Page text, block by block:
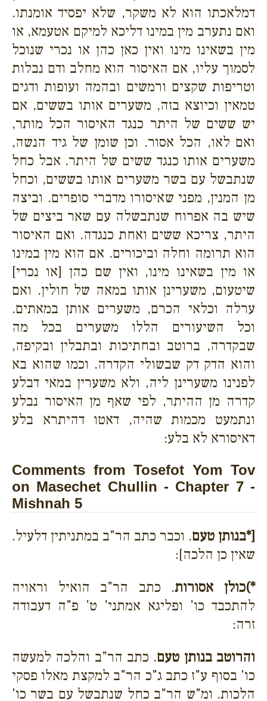
דמלאכתו הוא לא משקר, שלא יפסיד אומנתו.
ואם נתערב מין במינו דליכא למיקם אטעמא, או
מין בשאינו מינו ואין כאן כהן או נכרי שנוכל
לסמוך עליו, אם האיסור הוא מחלב ודם נבלות
וטריפות שקצים ורמשים ובהמה ועופות ודגים
טמאין וכיוצא בזה, משערים אותו בששים, אם
יש ששים של היתר כנגד האיסור הכל מותר,
ואם לאו, הכל אסור. וכן שומן של גיד הנשה,
משערים אותו כנגד ששים של היתר. אבל כחל
שנתבשל עם בשר משערים אותו בששים, וכחל
מן המנין, מפני שאיסורו מדברי סופרים. וביצה
שיש בה אפרוח שנתבשלה עם שאר ביצים של
היתר, צריכא ששים ואחת כנגדה. ואם האיסור
הוא תרומה וחלה וביכורים. אם הוא מין במינו
או מין בשאינו מינו, ואין שם כהן [או נכרי]
שיטעום, משערינן אותו במאה של חולין. ואם
ערלה וכלאי הכרם, משערים אותן במאתים.
וכל השיעורים הללו משערים בכל מה
שבקדרה, ברוטב ובחתיכות ובתבלין ובקיפה,
והוא הדק דק שבשולי הקדרה. וכמו שהוא בא
לפנינו משערינן ליה, ולא משערין במאי דבלע
קדרה מן ההיתר, לפי שאף מן האיסור נבלע
ונתמעט מכמות שהיה, דאטו דהיתרא בלע
דאיסורא לא בלע:
Comments from Tosefot Yom Tov
on Masechet Chullin - Chapter 7 -
Mishnah 5
[*בנותן טעם. וכבר כתב הר"ב במתניתין דלעיל.
שאין כן הלכה]:
*)כולן אסורות. כתב הר"ב הואיל וראויה
להתכבד כו' ופליגא אמתני' ט' פ"ה דעבודה
זרה:
והרוטב בנותן טעם. כתב הר"ב והלכה למעשה
כו' בסוף ע"ז כתב ג"כ הר"ב למקצת מאלו פסקי
הלכות. ומ"ש הר"ב כחל שנתבשל עם בשר כו'